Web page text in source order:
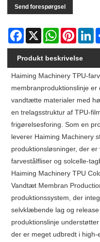
Send forespørgsel
Facebook
X WhatsApp
Produkt beskrivelse
Haiming Machinery TPU-
membranproduktionslinje
vandtætte materialer med
en trelagsstruktur af TPU-
frigørelsesforing. Som en
leverer Haiming Machinery
produktionsløsninger, der
farvestålfliser og solcelle-
Haiming Machinery TPU
Vandtæt Membran
produktionssystem, der
selvklæbende lag og
produktionslinje
der er meget udbredt i